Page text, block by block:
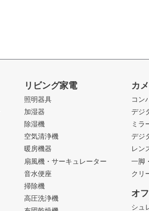
リビング家電
照明器具
加湿器
除湿機
空気清浄機
暖房機器
扇風機・サーキュレーター
音水便座
掃除機
高圧洗浄機
カ
コン
デジ
ミラ
デジ
レン
一脚
クリ
オ
シュ